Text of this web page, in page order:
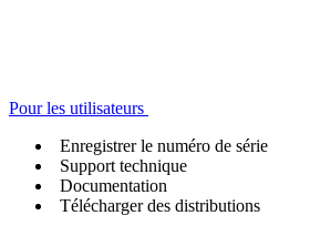
Pour les utilisateurs
Enregistrer le numéro de série
Support technique
Documentation
Télécharger des distributions